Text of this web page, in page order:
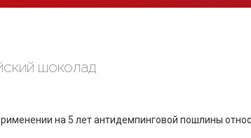
шоколад
на 5 лет антидемпинговой пошлины